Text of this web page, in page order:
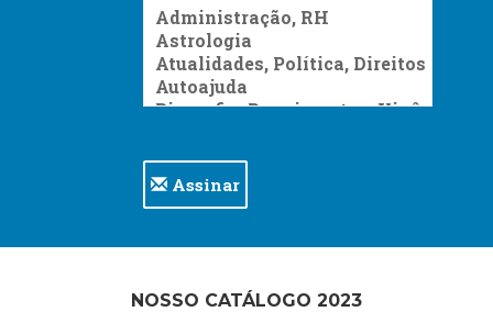
Assinar
NOSSO CATÁLOGO 2023